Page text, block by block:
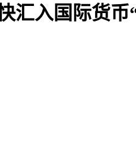
汇入国际货币